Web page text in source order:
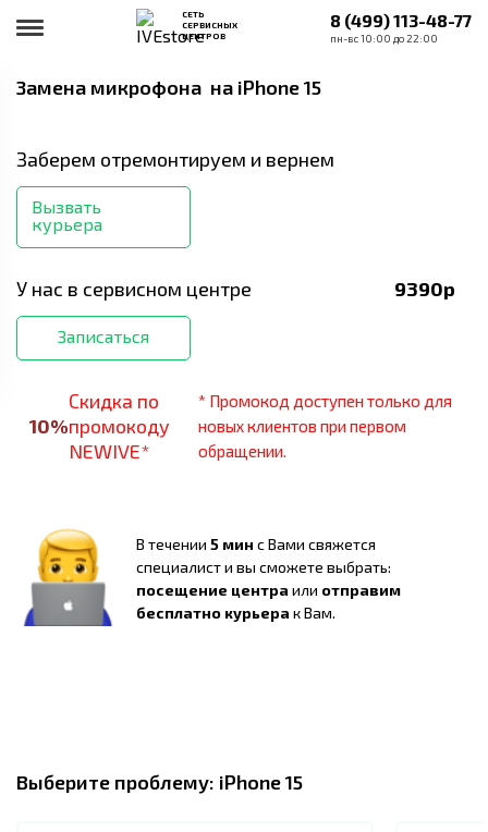
СЕТЬ
СЕРВИСНЫХ
ЦЕНТРОВ
8 (499) 113-48-77
пн-вс 10:00 до 22:00
Замена микрофона на iPhone 15
Заберем отремонтируем и вернем
Вызвать
курьера
У нас в сервисном центре 9390р
Записаться
10%
Скидка по
промокоду
NEWIVE*
* Промокод доступен только для
новых клиентов при первом
обращении.
В течении 5 мин с Вами свяжется
специалист и вы сможете выбрать:
посещение центра или отправим
бесплатно курьера к Вам.
Выберите проблему: iPhone 15